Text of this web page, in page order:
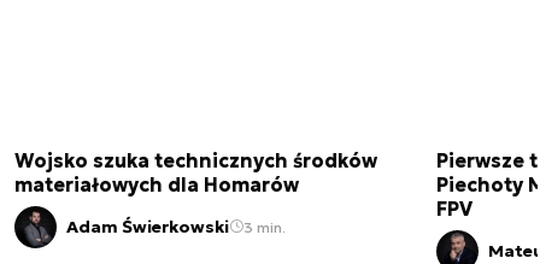
Wojsko szuka technicznych środków
materiałowych dla Homarów
Adam Świerkowski 3 min.
Pierwsze
Piechoty
FPV